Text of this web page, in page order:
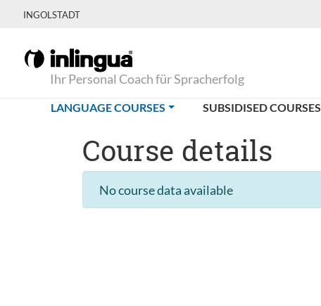
INGOLSTADT
Ihr Personal Coach für Spracherfolg
LANGUAGE COURSES(CURRENT)SUBSIDISED COURSES
Course details
No course data available